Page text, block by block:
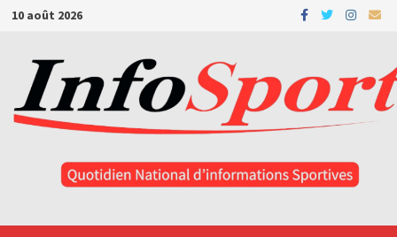
Passer
contenu
10 août 2026